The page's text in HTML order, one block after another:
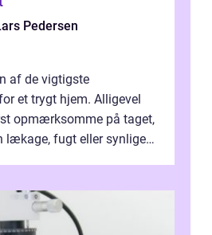
Pedersen
af de vigtigste
et trygt hjem. Alligevel
opmærksomme på taget,
lækage, fugt eller synlige